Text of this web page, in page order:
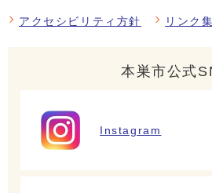
アクセシビリティ方針 リンク集
本巣市公式
Instagram